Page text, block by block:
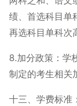
绩、首选科目单
再选科目单科次
8.加分政策：学
制定的考生相关
十三、学费标准